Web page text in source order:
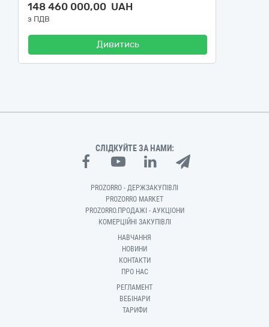
148 460 000,00 UAH
з ПДВ
Дивитись
СЛІДКУЙТЕ ЗА НАМИ:
PROZORRO - ДЕРЖЗАКУПІВЛІ
PROZORRO MARKET
PROZORRO.ПРОДАЖІ - АУКЦІОНИ
КОМЕРЦІЙНІ ЗАКУПІВЛІ
НАВЧАННЯ
НОВИНИ
КОНТАКТИ
ПРО НАС
РЕГЛАМЕНТ
ВЕБІНАРИ
ТАРИФИ